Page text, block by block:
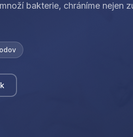
bakterie, chráníme nejen